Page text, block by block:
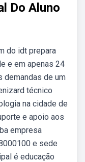
Do Aluno
do idt prepara
e em apenas 24
demandas de um
técnico
na cidade de
e apoio aos
empresa
e sede
é educação